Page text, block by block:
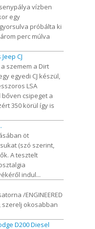
vízben
egy
próbálta ki
perc múlva
CJ
szemem a Dirt
egyedi CJ készül,
LSA
csipeget a
350 körül így is
öt
(szó szerint,
A tesztelt
indul...
/ENGINEERED
szerelj okosabban
D200 Diesel